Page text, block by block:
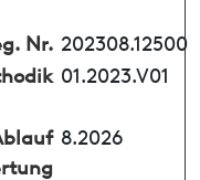
Nr. 202308.12500
01.2023.V01
8.2026